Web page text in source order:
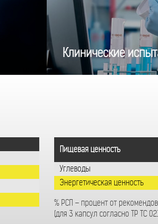
Клинические
Пищевая ценность
Углеводы
Энергетическая ценность
% РСП – процент от
(для 3 капсул согласно ТР ТС